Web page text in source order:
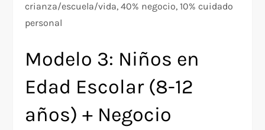
crianza/escuela/vida, 40% negocio, 10% cuidado
personal
Modelo 3: Niños en
Edad Escolar (8-12
años) + Negocio